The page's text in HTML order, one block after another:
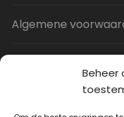
Beheer
Algemene